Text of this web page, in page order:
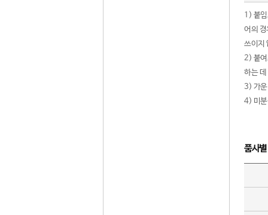
1) 붙
어의
쓰이지
2) 붙여
하는
3) 가운
4) 미분
품사